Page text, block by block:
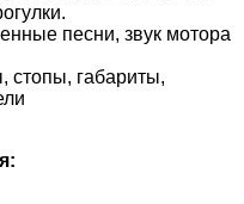
песни, звук мотора
габариты,